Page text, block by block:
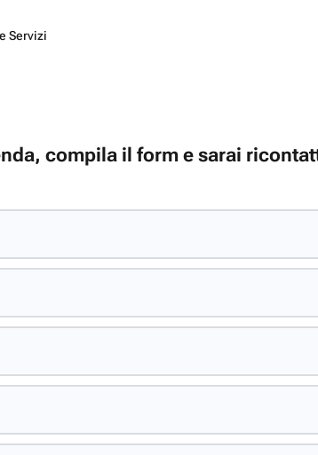
Servizi
compila il form e sarai